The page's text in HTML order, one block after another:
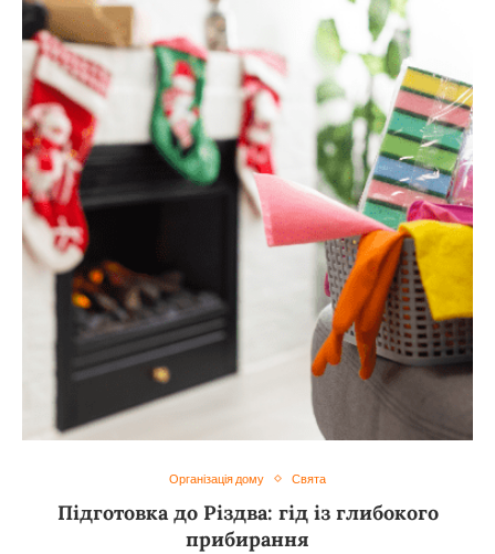
Організація дому Свята
Підготовка до Різдва: гід із глибокого
прибирання